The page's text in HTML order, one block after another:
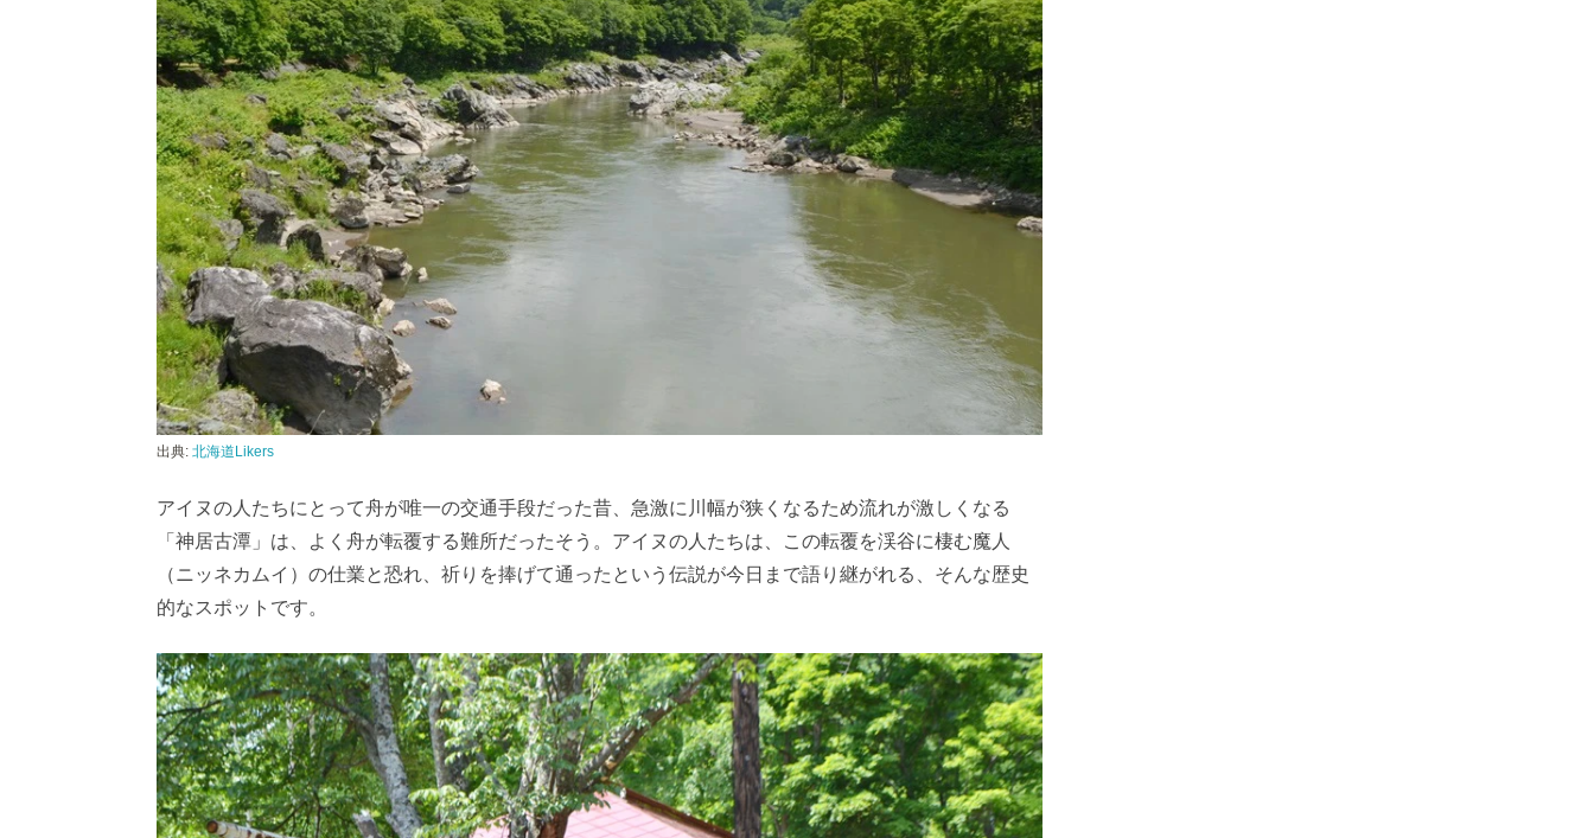
出典: 北海道Likers
アイヌの人たちにとって舟が唯一の交通手段だった昔、急激に川幅が狭くなるため流れが激しくなる
「神居古潭」は、よく舟が転覆する難所だったそう。アイヌの人たちは、この転覆を渓谷に棲む魔人
（ニッネカムイ）の仕業と恐れ、祈りを捧げて通ったという伝説が今日まで語り継がれる、そんな歴史
的なスポットです。